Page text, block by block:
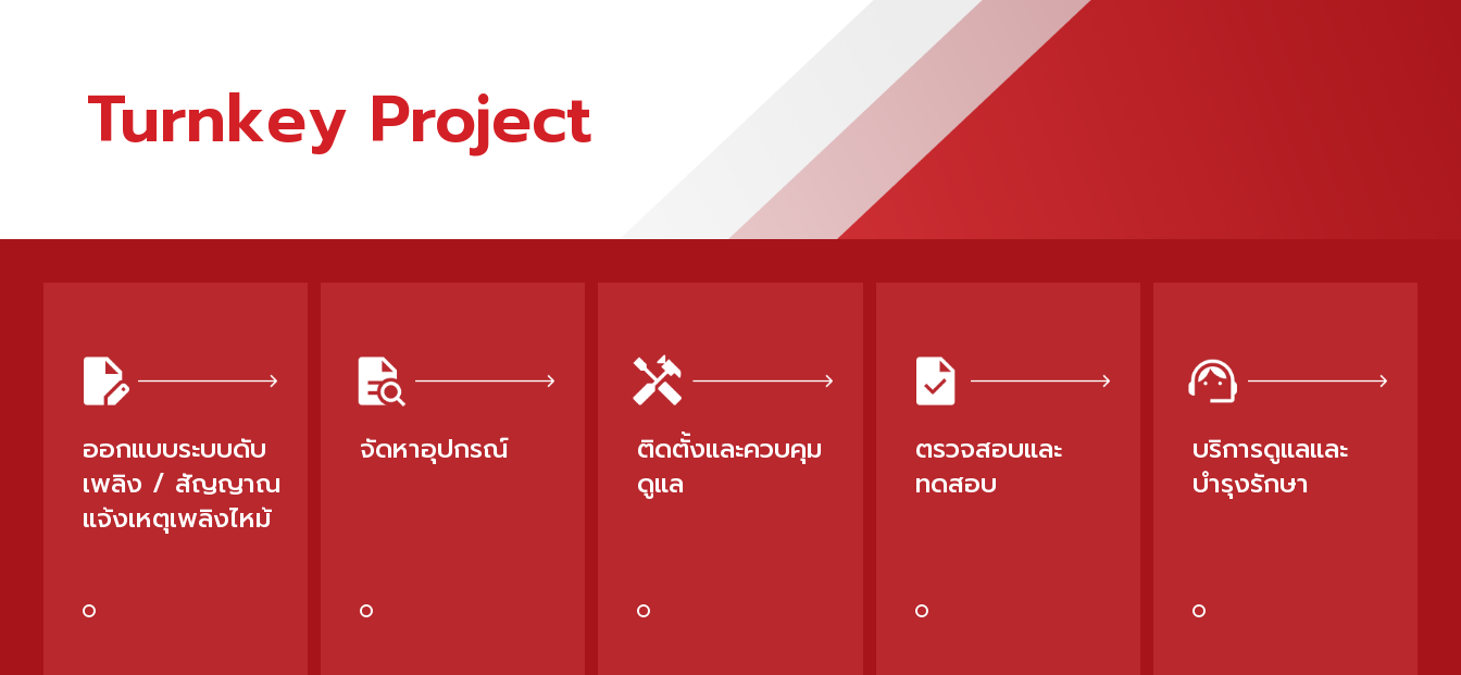
Turnkey Project
ออกแบบระบบดับ
เพลิง / สัญญาณ
แจ้งเหตุเพลิงไหม้
จัดหาอุปกรณ์
ติดตั้งและควบคุม
ดูแล
ตรวจสอบและ
ทดสอบ
บริการดูแลและ
บำรุงรักษา